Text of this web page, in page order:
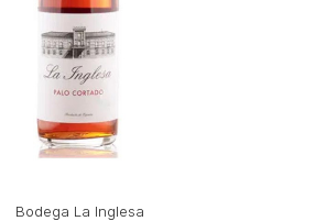
Bodega La Inglesa